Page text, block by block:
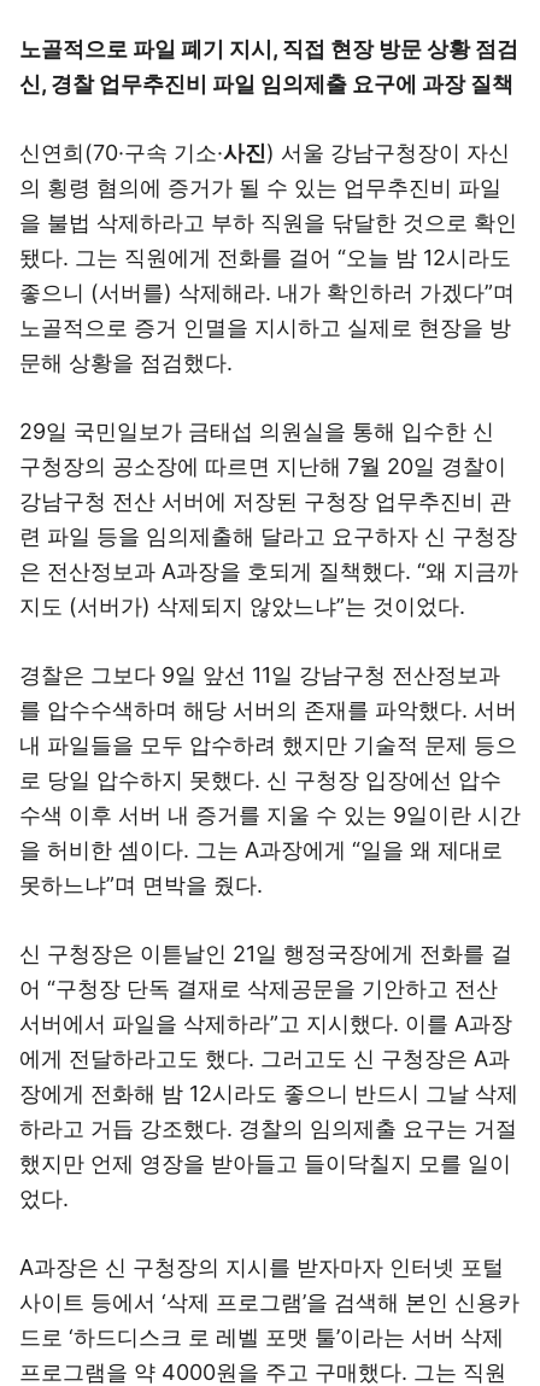
노골적으로 파일 폐기 지시, 직접 현장 방문 상황 점검
신, 경찰 업무추진비 파일 임의제출 요구에 과장 질책
신연희(70·구속 기소·사진) 서울 강남구청장이 자신
의 횡령 혐의에 증거가 될 수 있는 업무추진비 파일
을 불법 삭제하라고 부하 직원을 닦달한 것으로 확인
됐다. 그는 직원에게 전화를 걸어 “오늘 밤 12시라도
좋으니 (서버를) 삭제해라. 내가 확인하러 가겠다”며
노골적으로 증거 인멸을 지시하고 실제로 현장을 방
문해 상황을 점검했다.
29일 국민일보가 금태섭 의원실을 통해 입수한 신
구청장의 공소장에 따르면 지난해 7월 20일 경찰이
강남구청 전산 서버에 저장된 구청장 업무추진비 관
련 파일 등을 임의제출해 달라고 요구하자 신 구청장
은 전산정보과 A과장을 호되게 질책했다. “왜 지금까
지도 (서버가) 삭제되지 않았느냐”는 것이었다.
경찰은 그보다 9일 앞선 11일 강남구청 전산정보과
를 압수수색하며 해당 서버의 존재를 파악했다. 서버
내 파일들을 모두 압수하려 했지만 기술적 문제 등으
로 당일 압수하지 못했다. 신 구청장 입장에선 압수
수색 이후 서버 내 증거를 지울 수 있는 9일이란 시간
을 허비한 셈이다. 그는 A과장에게 “일을 왜 제대로
못하느냐”며 면박을 줬다.
신 구청장은 이튿날인 21일 행정국장에게 전화를 걸
어 “구청장 단독 결재로 삭제공문을 기안하고 전산
서버에서 파일을 삭제하라”고 지시했다. 이를 A과장
에게 전달하라고도 했다. 그러고도 신 구청장은 A과
장에게 전화해 밤 12시라도 좋으니 반드시 그날 삭제
하라고 거듭 강조했다. 경찰의 임의제출 요구는 거절
했지만 언제 영장을 받아들고 들이닥칠지 모를 일이
었다.
A과장은 신 구청장의 지시를 받자마자 인터넷 포털
사이트 등에서 ‘삭제 프로그램’을 검색해 본인 신용카
드로 ‘하드디스크 로 레벨 포맷 툴’이라는 서버 삭제
프로그램을 약 4000원을 주고 구매했다. 그는 직원